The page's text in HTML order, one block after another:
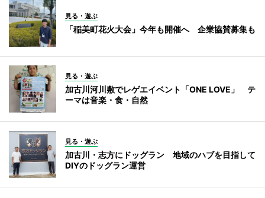
見る・遊ぶ
「稲美町花火大会」今年も開催へ 企業協賛募集も
見る・遊ぶ
加古川河川敷でレゲエイベント「ONE LOVE」 テ
ーマは音楽・食・自然
見る・遊ぶ
加古川・志方にドッグラン 地域のハブを目指して
DIYのドッグラン運営